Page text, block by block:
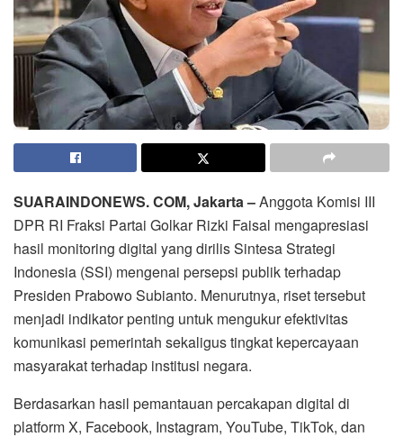
SUARAINDONEWS. COM, Jakarta –Anggota Komisi III
DPR RI Fraksi Partai Golkar Rizki Faisal mengapresiasi
hasil monitoring digital yang dirilis Sintesa Strategi
Indonesia (SSI) mengenai persepsi publik terhadap
Presiden Prabowo Subianto. Menurutnya, riset tersebut
menjadi indikator penting untuk mengukur efektivitas
komunikasi pemerintah sekaligus tingkat kepercayaan
masyarakat terhadap institusi negara.
Berdasarkan hasil pemantauan percakapan digital di
platform X, Facebook, Instagram, YouTube, TikTok, dan